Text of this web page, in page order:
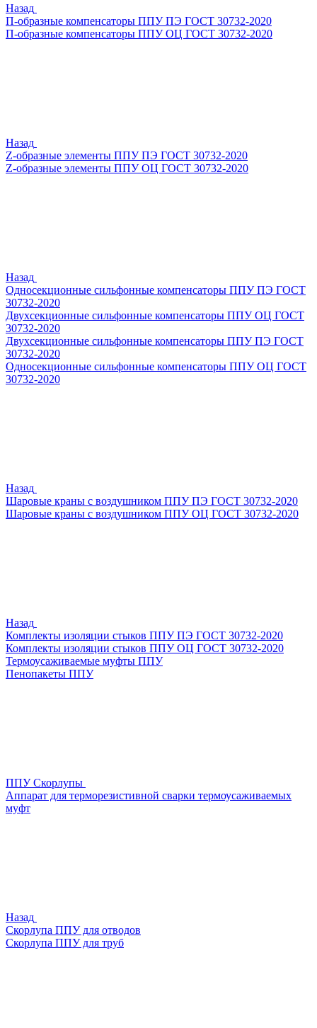
Назад
П-образные компенсаторы ППУ ПЭ ГОСТ 30732-2020
П-образные компенсаторы ППУ ОЦ ГОСТ 30732-2020
Назад
Z-образные элементы ППУ ПЭ ГОСТ 30732-2020
Z-образные элементы ППУ ОЦ ГОСТ 30732-2020
Назад
Односекционные сильфонные компенсаторы ППУ ПЭ ГОСТ
30732-2020
Двухсекционные сильфонные компенсаторы ППУ ОЦ ГОСТ
30732-2020
Двухсекционные сильфонные компенсаторы ППУ ПЭ ГОСТ
30732-2020
Односекционные сильфонные компенсаторы ППУ ОЦ ГОСТ
30732-2020
Назад
Шаровые краны с воздушником ППУ ПЭ ГОСТ 30732-2020
Шаровые краны с воздушником ППУ ОЦ ГОСТ 30732-2020
Назад
Комплекты изоляции стыков ППУ ПЭ ГОСТ 30732-2020
Комплекты изоляции стыков ППУ ОЦ ГОСТ 30732-2020
Термоусаживаемые муфты ППУ
Пенопакеты ППУ
ППУ Скорлупы
Аппарат для терморезистивной сварки термоусаживаемых
муфт
Назад
Скорлупа ППУ для отводов
Скорлупа ППУ для труб